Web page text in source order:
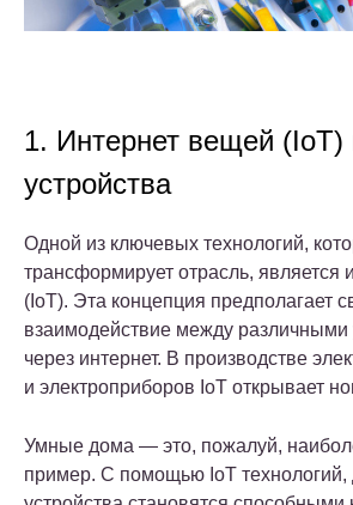
1. Интернет вещей
устройства
Одной из ключевых технологий,
трансформирует отрасль, является
(IoT). Эта концепция предполагает
взаимодействие между различными
через интернет. В производстве
и электроприборов IoT открывает
Умные дома — это, пожалуй,
пример. С помощью IoT